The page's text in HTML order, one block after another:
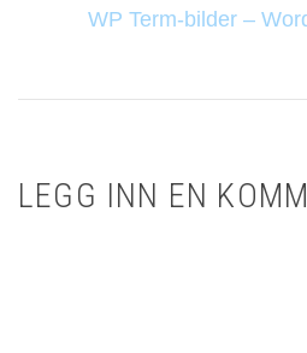
WP Term-bilder –
LEGG INN EN